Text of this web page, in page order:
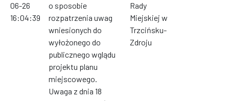
06-26
16:04:39
o sposobie
rozpatrzenia uwag
wniesionych do
wyłożonego do
publicznego wglądu
projektu planu
miejscowego.
Uwaga z dnia 18
Rady
Miejskiej w
Trzcińsku-
Zdroju